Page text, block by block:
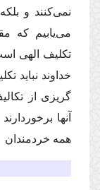
نمى‌كنند و
مى‌یابیم كه
تكلیف الهى
خداوند نباید
گریزى از
آنها
همه خردمندان